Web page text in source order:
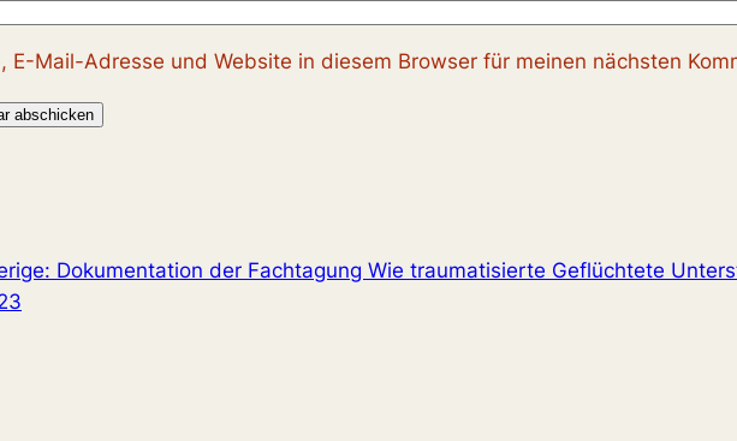
E-Mail-Adresse und Website in diesem Browser für meinen nächsten
Dokumentation der Fachtagung Wie traumatisierte Geflüchtete